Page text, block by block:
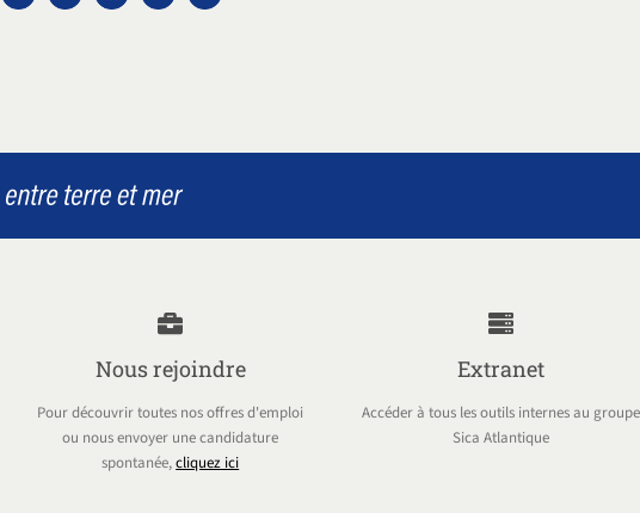
Nous rejoindre
Pour découvrir toutes nos offres d'emploi
ou nous envoyer une candidature
spontanée,cliquez ici
Extranet
Accéder à tous les outils internes au groupe
Sica Atlantique